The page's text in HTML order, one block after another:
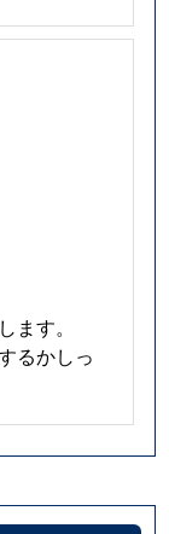
ます。
るかしっ